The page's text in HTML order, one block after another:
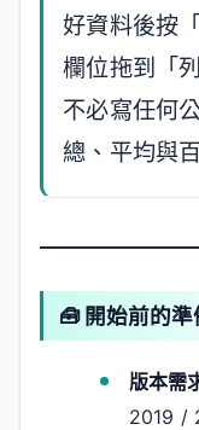
好資料後按
欄位拖到「
不必寫任何
總、平均與
🧰 開始前的準
版本需
2019 /